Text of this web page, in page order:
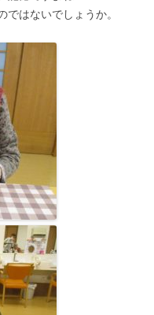
はないでしょうか。